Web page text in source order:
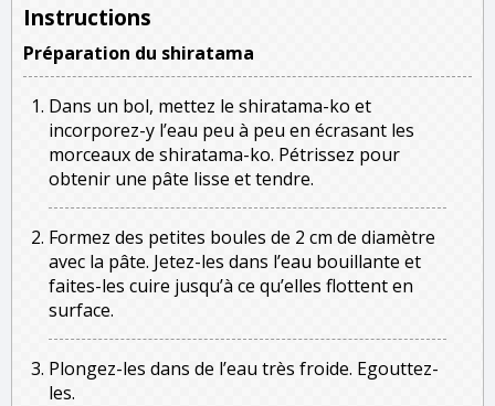
Instructions
Préparation du shiratama
Dans un bol, mettez le shiratama-ko et
incorporez-y l’eau peu à peu en écrasant les
morceaux de shiratama-ko. Pétrissez pour
obtenir une pâte lisse et tendre.
Formez des petites boules de 2 cm de diamètre
avec la pâte. Jetez-les dans l’eau bouillante et
faites-les cuire jusqu’à ce qu’elles flottent en
surface.
Plongez-les dans de l’eau très froide. Egouttez-
les.